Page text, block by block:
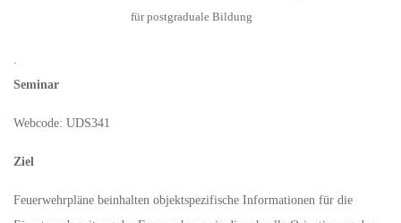
für postgraduale Bildung
.
Seminar
Webcode: UDS341
Ziel
Feuerwehrpläne beinhalten objektspezifische Informationen für die